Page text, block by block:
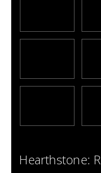
Hearthstone: